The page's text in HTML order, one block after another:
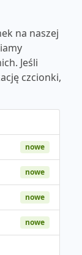
na naszej
Jeśli
czcionki,
nowe
nowe
nowe
nowe